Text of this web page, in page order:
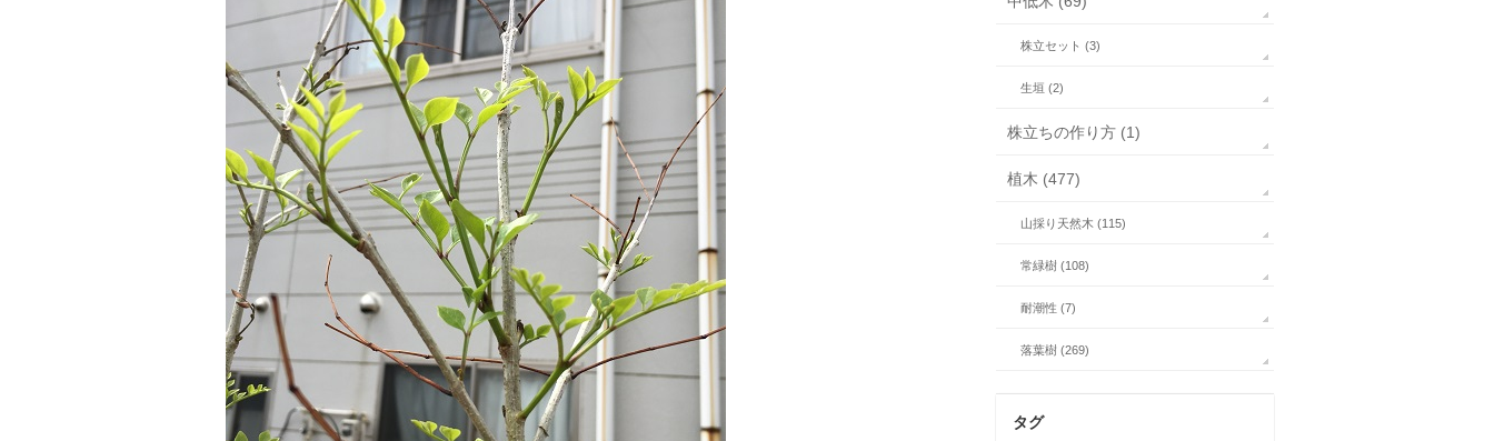
株立セット (3)
生垣 (2)
株立ちの作り方 (1)
植木 (477)
山採り天然木 (115)
常緑樹 (108)
耐潮性 (7)
落葉樹 (269)
タグ